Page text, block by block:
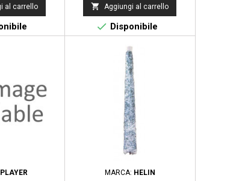
al carrello  Aggiungi al carrello
 Disponibile
PLAYER MARCA: HELIN